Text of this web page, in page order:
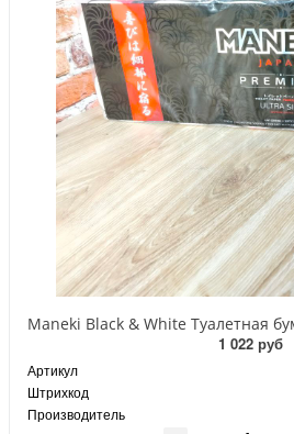
1 022 руб
Артикул
Штрихкод
Производитель